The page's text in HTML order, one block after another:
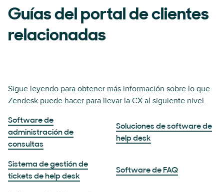
Guías del portal de clientes
relacionadas
Sigue leyendo para obtener más información sobre lo que
Zendesk puede hacer para llevar la CX al siguiente nivel.
Software de
administración de
consultas
Soluciones de software de
help desk
Sistema de gestión de
tickets de help desk
Software de FAQ